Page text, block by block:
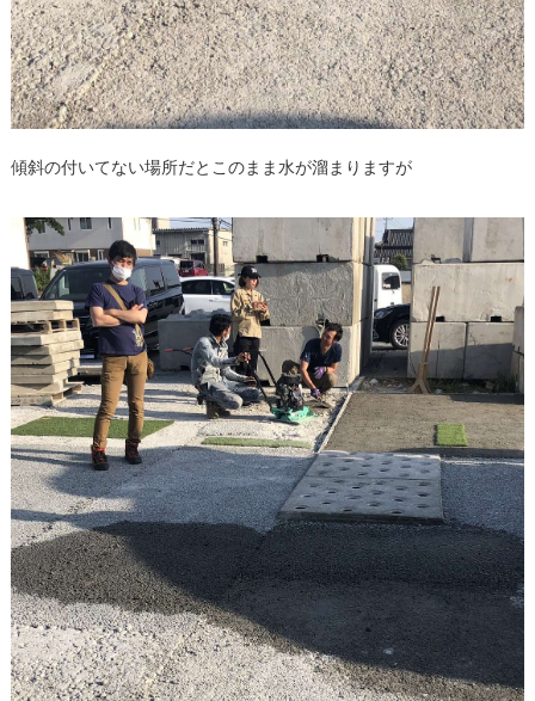
傾斜の付いてない場所だとこのまま水が溜まりますが